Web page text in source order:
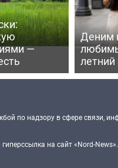
—
Деним
по надзору в сфере связи,
на сайт «Nord-News».